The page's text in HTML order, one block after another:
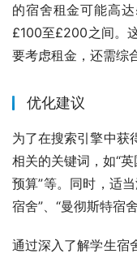
的宿舍租金可能高
£100至£200之间。
要考虑租金，还需综
优化建议
为了在搜索引擎中获
相关的关键词，如“
预算”等。同时，适
宿舍”、“曼彻斯特宿
通过深入了解学生宿